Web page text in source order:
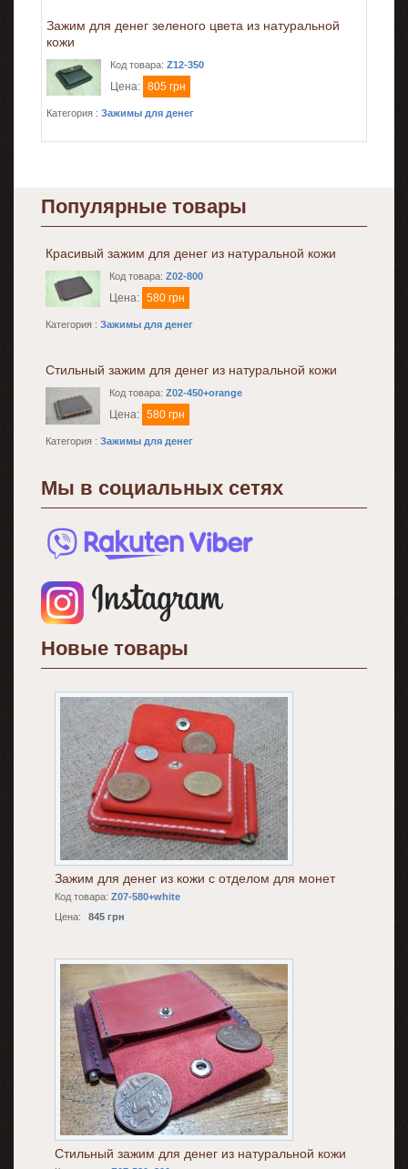
Зажим для денег зеленого цвета из натуральной
кожи
Код товара: Z12-350
Цена: 805 грн
Категория : Зажимы для денег
Популярные товары
Красивый зажим для денег из натуральной кожи
Код товара: Z02-800
Цена: 580 грн
Категория : Зажимы для денег
Стильный зажим для денег из натуральной кожи
Код товара: Z02-450+orange
Цена: 580 грн
Категория : Зажимы для денег
Мы в социальных сетях
Новые товары
Зажим для денег из кожи с отделом для монет
Код товара: Z07-580+white
Цена:
845 грн
Стильный зажим для денег из натуральной кожи